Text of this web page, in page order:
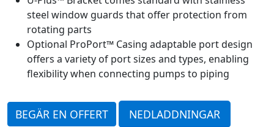
steel window guards that offer protection from
rotating parts
Optional ProPort™ Casing adaptable port design
offers a variety of port sizes and types, enabling
flexibility when connecting pumps to piping
BEGÄR EN OFFERT NEDLADDNINGAR